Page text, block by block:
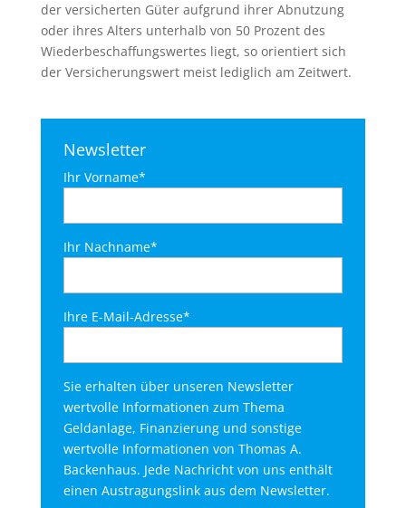
der versicherten Güter aufgrund ihrer Abnutzung
oder ihres Alters unterhalb von 50 Prozent des
Wiederbeschaffungswertes liegt, so orientiert sich
der Versicherungswert meist lediglich am Zeitwert.
Newsletter
Ihr Vorname*
Ihr Nachname*
Ihre E-Mail-Adresse*
Sie erhalten über unseren Newsletter
wertvolle Informationen zum Thema
Geldanlage, Finanzierung und sonstige
wertvolle Informationen von Thomas A.
Backenhaus. Jede Nachricht von uns enthält
einen Austragungslink aus dem Newsletter.